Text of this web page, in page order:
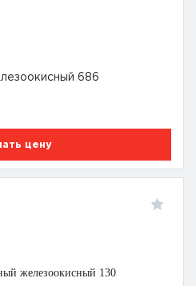
686
цену